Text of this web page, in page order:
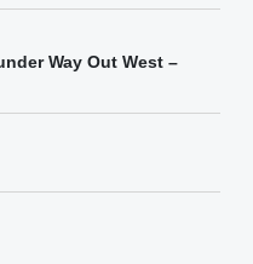
Way Out West –